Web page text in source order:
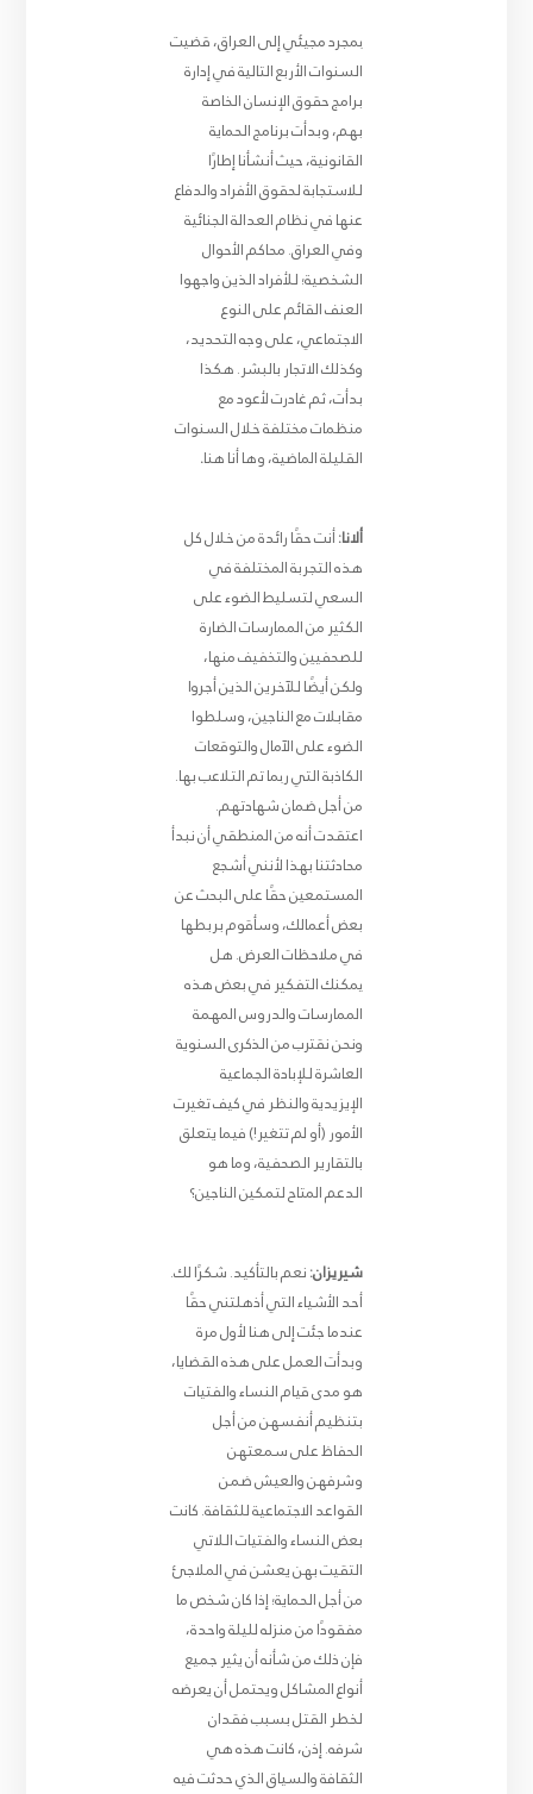
بمجرد مجيئي إلى العراق، قضيت
السنوات الأربع التالية في إدارة
برامج حقوق الإنسان الخاصة
بهم، وبدأت برنامج الحماية
القانونية، حيث أنشأنا إطارًا
للاستجابة لحقوق الأفراد والدفاع
عنها في نظام العدالة الجنائية
وفي العراق. محاكم الأحوال
الشخصية؛ للأفراد الذين واجهوا
العنف القائم على النوع
الاجتماعي، على وجه التحديد،
وكذلك الاتجار بالبشر. هكذا
بدأت، ثم غادرت لأعود مع
منظمات مختلفة خلال السنوات
القليلة الماضية، وها أنا هنا.
ألانا:أنت حقًا رائدة من خلال كل
هذه التجربة المختلفة في
السعي لتسليط الضوء على
الكثير من الممارسات الضارة
للصحفيين والتخفيف منها،
ولكن أيضًا للآخرين الذين أجروا
مقابلات مع الناجين، وسلطوا
الضوء على الآمال والتوقعات
الكاذبة التي ربما تم التلاعب بها.
من أجل ضمان شهادتهم.
اعتقدت أنه من المنطقي أن نبدأ
محادثتنا بهذا لأنني أشجع
المستمعين حقًا على البحث عن
بعض أعمالك، وسأقوم بربطها
في ملاحظات العرض. هل
يمكنك التفكير في بعض هذه
الممارسات والدروس المهمة
ونحن نقترب من الذكرى السنوية
العاشرة للإبادة الجماعية
الإيزيدية والنظر في كيف تغيرت
الأمور (أو لم تتغير!) فيما يتعلق
بالتقارير الصحفية، وما هو
الدعم المتاح لتمكين الناجين؟
شيريزان:نعم بالتأكيد. شكرًا لك.
أحد الأشياء التي أذهلتني حقًا
عندما جئت إلى هنا لأول مرة
وبدأت العمل على هذه القضايا،
هو مدى قيام النساء والفتيات
بتنظيم أنفسهن من أجل
الحفاظ على سمعتهن
وشرفهن والعيش ضمن
القواعد الاجتماعية للثقافة. كانت
بعض النساء والفتيات اللاتي
التقيت بهن يعشن في الملاجئ
من أجل الحماية؛ إذا كان شخص ما
مفقودًا من منزله لليلة واحدة،
فإن ذلك من شأنه أن يثير جميع
أنواع المشاكل ويحتمل أن يعرضه
لخطر القتل بسبب فقدان
شرفه. إذن، كانت هذه هي
الثقافة والسياق الذي حدثت فيه